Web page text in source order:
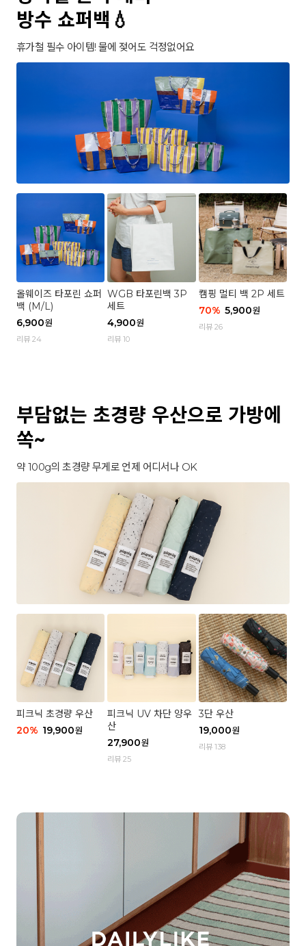
방수 쇼퍼백💧
휴가철 필수 아이템! 물에 젖어도 걱정없어요
올웨이즈 타포린 쇼퍼
백 (M/L)
6,900원
리뷰 24
WGB 타포린백 3P
세트
4,900원
리뷰 10
캠핑 멀티 백 2P 세트
70% 5,900원
리뷰 26
부담없는 초경량 우산으로 가방에
쏙~
약 100g의 초경량 무게로 언제 어디서나 OK
피크닉 초경량 우산
20% 19,900원
피크닉 UV 차단 양우
산
27,900원
리뷰 25
3단 우산
19,000원
리뷰 138